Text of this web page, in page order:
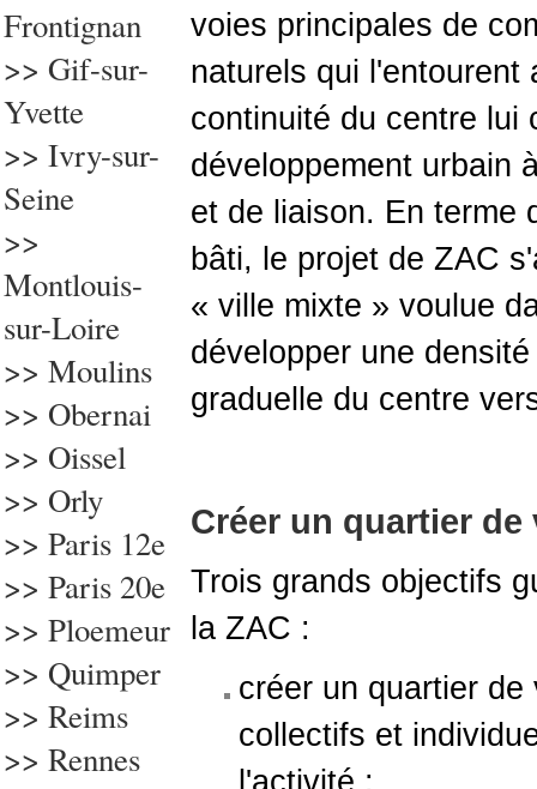
Frontignan
>> Gif-sur-
Yvette
>> Ivry-sur-
Seine
>>
Montlouis-
sur-Loire
>> Moulins
>> Obernai
>> Oissel
>> Orly
>> Paris 12e
>> Paris 20e
>> Ploemeur
>> Quimper
>> Reims
>> Rennes
voies principales de
naturels qui l'entourent
continuité du centre lui
développement urbain
et de liaison. En terme
bâti, le projet de ZAC
« ville mixte » voulue
développer une
graduelle du centre
Créer un quartier de
Trois grands objectifs
la ZAC :
créer un quartier
collectifs et
l'activité ;